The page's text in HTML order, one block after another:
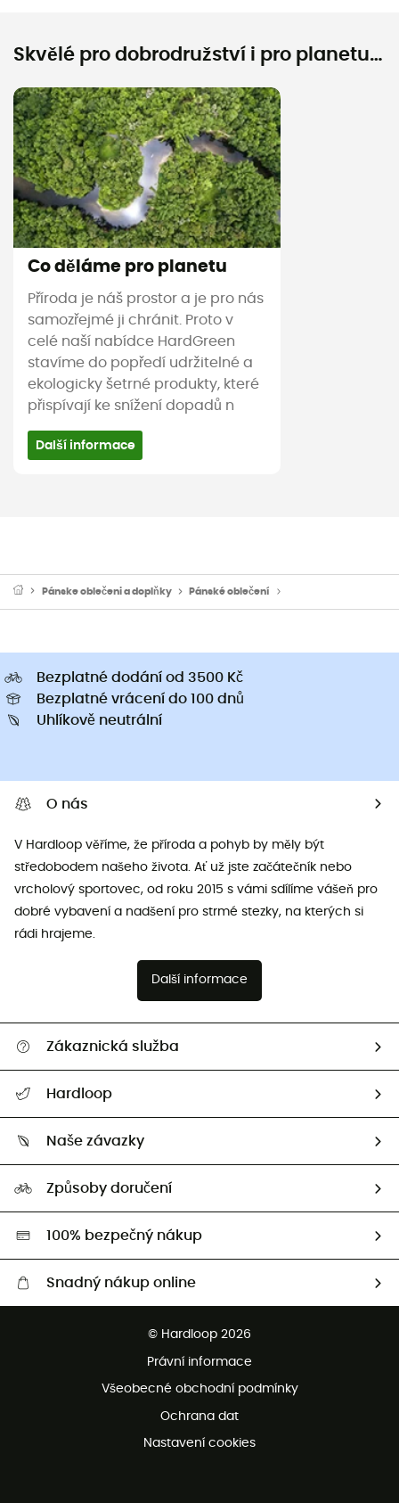
Skvělé pro dobrodružství i pro planetu…
Co děláme pro planetu
Příroda je náš prostor a je pro nás
samozřejmé ji chránit. Proto v
celé naší nabídce HardGreen
stavíme do popředí udržitelné a
ekologicky šetrné produkty, které
přispívají ke snížení dopadů n
Další informace
Pánske oblečeni a doplňky Pánské oblečení
Bezplatné dodání od 3500 Kč
Bezplatné vrácení do 100 dnů
Uhlíkově neutrální
O nás
V Hardloop věříme, že příroda a pohyb by měly být
středobodem našeho života. Ať už jste začátečník nebo
vrcholový sportovec, od roku 2015 s vámi sdílíme vášeň pro
dobré vybavení a nadšení pro strmé stezky, na kterých si
rádi hrajeme.
Další informace
Zákaznická služba
Vrácení zboží a peněz
Hardloop
Naši Ambasadoři
Naše závazky
Second hand
HardGreen
Způsoby doručení
100% bezpečný nákup
Snadný nákup online
Bezplatné vrácení do 100 dnů
Bezplatná zákaznická služba
© Hardloop 2026
Právní informace
Všeobecné obchodní podmínky
Ochrana dat
Nastavení cookies